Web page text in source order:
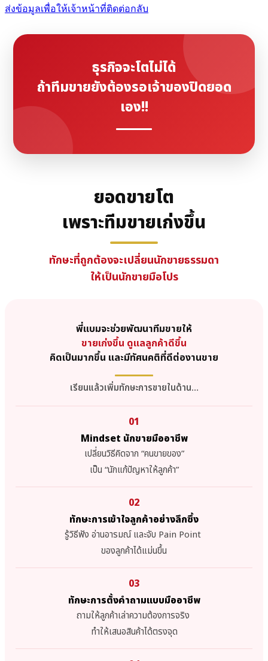
ส่งข้อมูลเพื่อให้เจ้าหน้าที่ติดต่อกลับ
ธุรกิจจะโตไม่ได้
ถ้าทีมขายยังต้องรอเจ้าของปิดยอด
เอง!!
ยอดขายโต
เพราะทีมขายเก่งขึ้น
ทักษะที่ถูกต้องจะเปลี่ยนนักขายธรรมดา
ให้เป็นนักขายมือโปร
พี่แบมจะช่วยพัฒนาทีมขายให้
ขายเก่งขึ้น ดูแลลูกค้าดีขึ้น
คิดเป็นมากขึ้น และมีทัศนคติที่ดีต่องานขาย
เรียนแล้วเพิ่มทักษะการขายในด้าน…
01
Mindset นักขายมืออาชีพ
เปลี่ยนวิธีคิดจาก “คนขายของ”
เป็น “นักแก้ปัญหาให้ลูกค้า”
02
ทักษะการเข้าใจลูกค้าอย่างลึกซึ้ง
รู้วิธีฟัง อ่านอารมณ์ และจับ Pain Point
ของลูกค้าได้แม่นขึ้น
03
ทักษะการตั้งคำถามแบบมืออาชีพ
ถามให้ลูกค้าเล่าความต้องการจริง
ทำให้เสนอสินค้าได้ตรงจุด